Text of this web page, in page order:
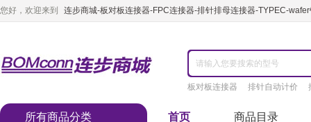
您好，欢迎来到 连步商城-板对板连接器-FPC连接器-排针排母连接器-TYPEC-
板对板连接器 排针自动计价
所有商品分类 首页 商品目录